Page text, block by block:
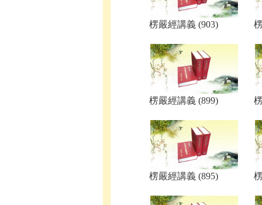
楞嚴經講義 (903)
楞嚴經講義 (899)
楞嚴經講義 (895)